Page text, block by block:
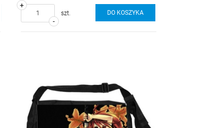
-
+
szt. DO KOSZYKA